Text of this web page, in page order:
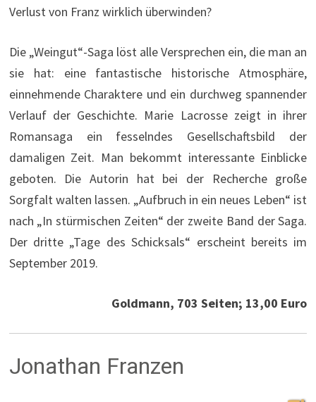
Verlust von Franz wirklich überwinden?
Die „Weingut“-Saga löst alle Versprechen ein, die man an
sie hat: eine fantastische historische Atmosphäre,
einnehmende Charaktere und ein durchweg spannender
Verlauf der Geschichte. Marie Lacrosse zeigt in ihrer
Romansaga ein fesselndes Gesellschaftsbild der
damaligen Zeit. Man bekommt interessante Einblicke
geboten. Die Autorin hat bei der Recherche große
Sorgfalt walten lassen. „Aufbruch in ein neues Leben“ ist
nach „In stürmischen Zeiten“ der zweite Band der Saga.
Der dritte „Tage des Schicksals“ erscheint bereits im
September 2019.
Goldmann, 703 Seiten; 13,00 Euro
Jonathan Franzen